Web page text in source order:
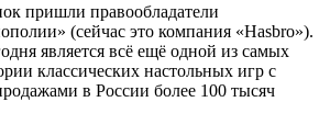
пришли правообладатели
(сейчас это компания «Hasbro»).
является всё ещё одной из самых
классических настольных игр с
в России более 100 тысяч